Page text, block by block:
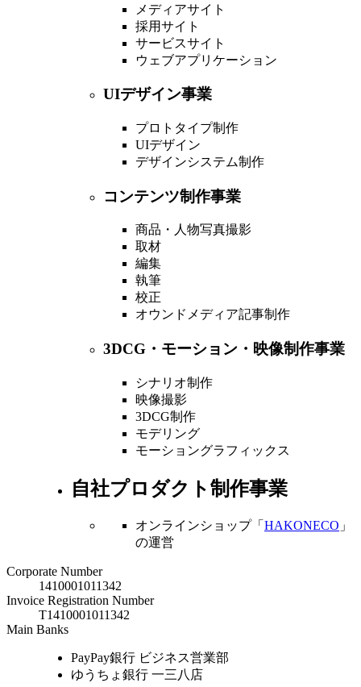
メディアサイト
採用サイト
サービスサイト
ウェブアプリケーション
UIデザイン事業
プロトタイプ制作
UIデザイン
デザインシステム制作
コンテンツ制作事業
商品・人物写真撮影
取材
編集
執筆
校正
オウンドメディア記事制作
3DCG・モーション・映像制作事業
シナリオ制作
映像撮影
3DCG制作
モデリング
モーショングラフィックス
自社プロダクト制作事業
オンラインショップ「 HAKONECO 」
の運営
Corporate Number
1410001011342
Invoice Registration Number
T1410001011342
Main Banks
PayPay銀行 ビジネス営業部
ゆうちょ銀行 一三八店